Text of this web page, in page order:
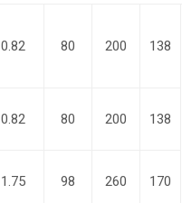
0.82 80 200 138
0.82 80 200 138
1.75 98 260 170